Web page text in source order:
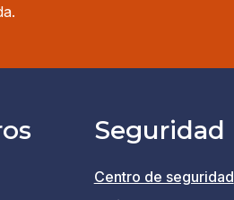
Seguridad
Centro de seguridad